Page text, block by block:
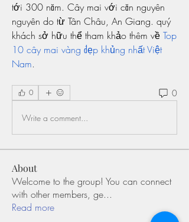
tới 300 năm. Cây mai với căn nguyên
nguyên do từ Tân Châu, An Giang. quý
khách sở hữu thể tham khảo thêm về Top
10 cây mai vàng đẹp khủng nhất Việt
Nam.
0 0
Write a comment...
About
Welcome to the group! You can connect
with other members, ge...
Read more